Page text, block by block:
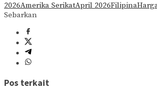
2026Amerika SerikatApril 2026Filipina
Sebarkan
Pos terkait